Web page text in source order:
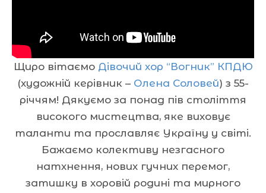
Щиро вітаємо Дівочий хор “Вогник” КПДЮ
(художній керівник – Олена Соловей) з 55-
річчям! Дякуємо за понад пів століття
високого мистецтва, яке виховує
таланти та прославляє Україну у світі.
Бажаємо колективу незгасного
натхнення, нових гучних перемог,
затишку в хоровій родині та мирного